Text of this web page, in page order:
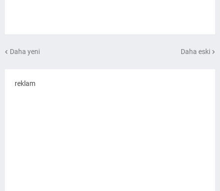
Daha yeni Daha eski
reklam